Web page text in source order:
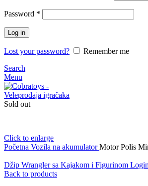
Password *
Log in
Lost your password?
Remember me
Search
Menu
Sold out
Click to enlarge
Početna Vozila na akumulatorMotor Polis
Džip Wrangler sa Kajakom i Figurinom
Back to products